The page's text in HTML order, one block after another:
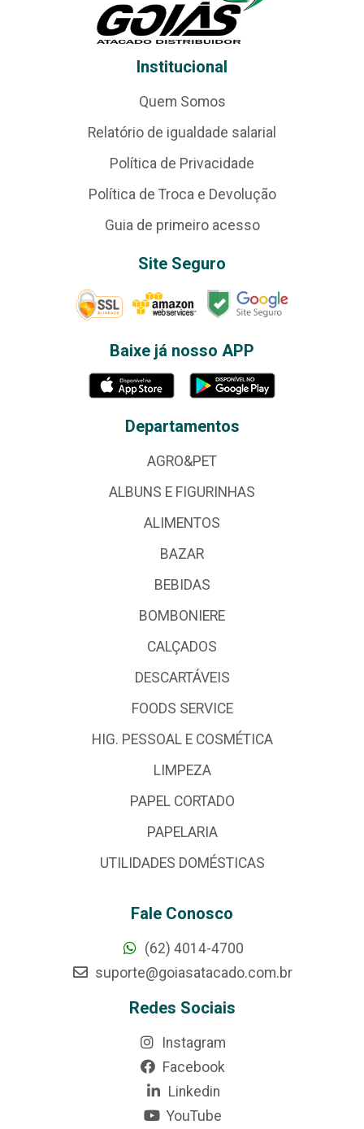
Institucional
Quem Somos
Relatório de igualdade salarial
Política de Privacidade
Política de Troca e Devolução
Guia de primeiro acesso
Site Seguro
Baixe já nosso APP
Departamentos
AGRO&PET
ALBUNS E FIGURINHAS
ALIMENTOS
BAZAR
BEBIDAS
BOMBONIERE
CALÇADOS
DESCARTÁVEIS
FOODS SERVICE
HIG. PESSOAL E COSMÉTICA
LIMPEZA
PAPEL CORTADO
PAPELARIA
UTILIDADES DOMÉSTICAS
Fale Conosco
(62) 4014-4700
suporte@goiasatacado.com.br
Redes Sociais
Instagram
Facebook
Linkedin
YouTube